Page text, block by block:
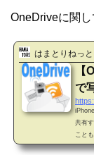
OneDriveに関し
はまとりねっと
で
共有
こと
ォン